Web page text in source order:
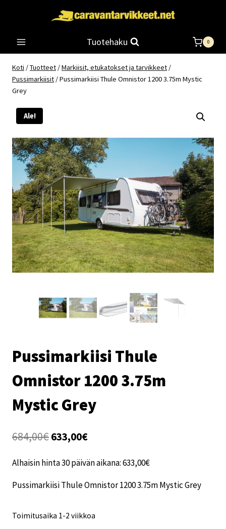
Tuotehaku 0
Koti /Tuotteet /Markiisit, etukatokset ja tarvikkeet /
Pussimarkiisit /Pussimarkiisi Thule Omnistor 1200 3.75m Mystic
Grey
Ale!
Pussimarkiisi Thule
Omnistor 1200 3.75m
Mystic Grey
684,00€Alkuperäinen
oli:
684,00€.
633,00€Nykyinen
on:
633,00€.
Alhaisin hinta 30 päivän aikana:633,00€
Pussimarkiisi Thule Omnistor 1200 3.75m Mystic Grey
Toimitusaika 1-2 viikkoa